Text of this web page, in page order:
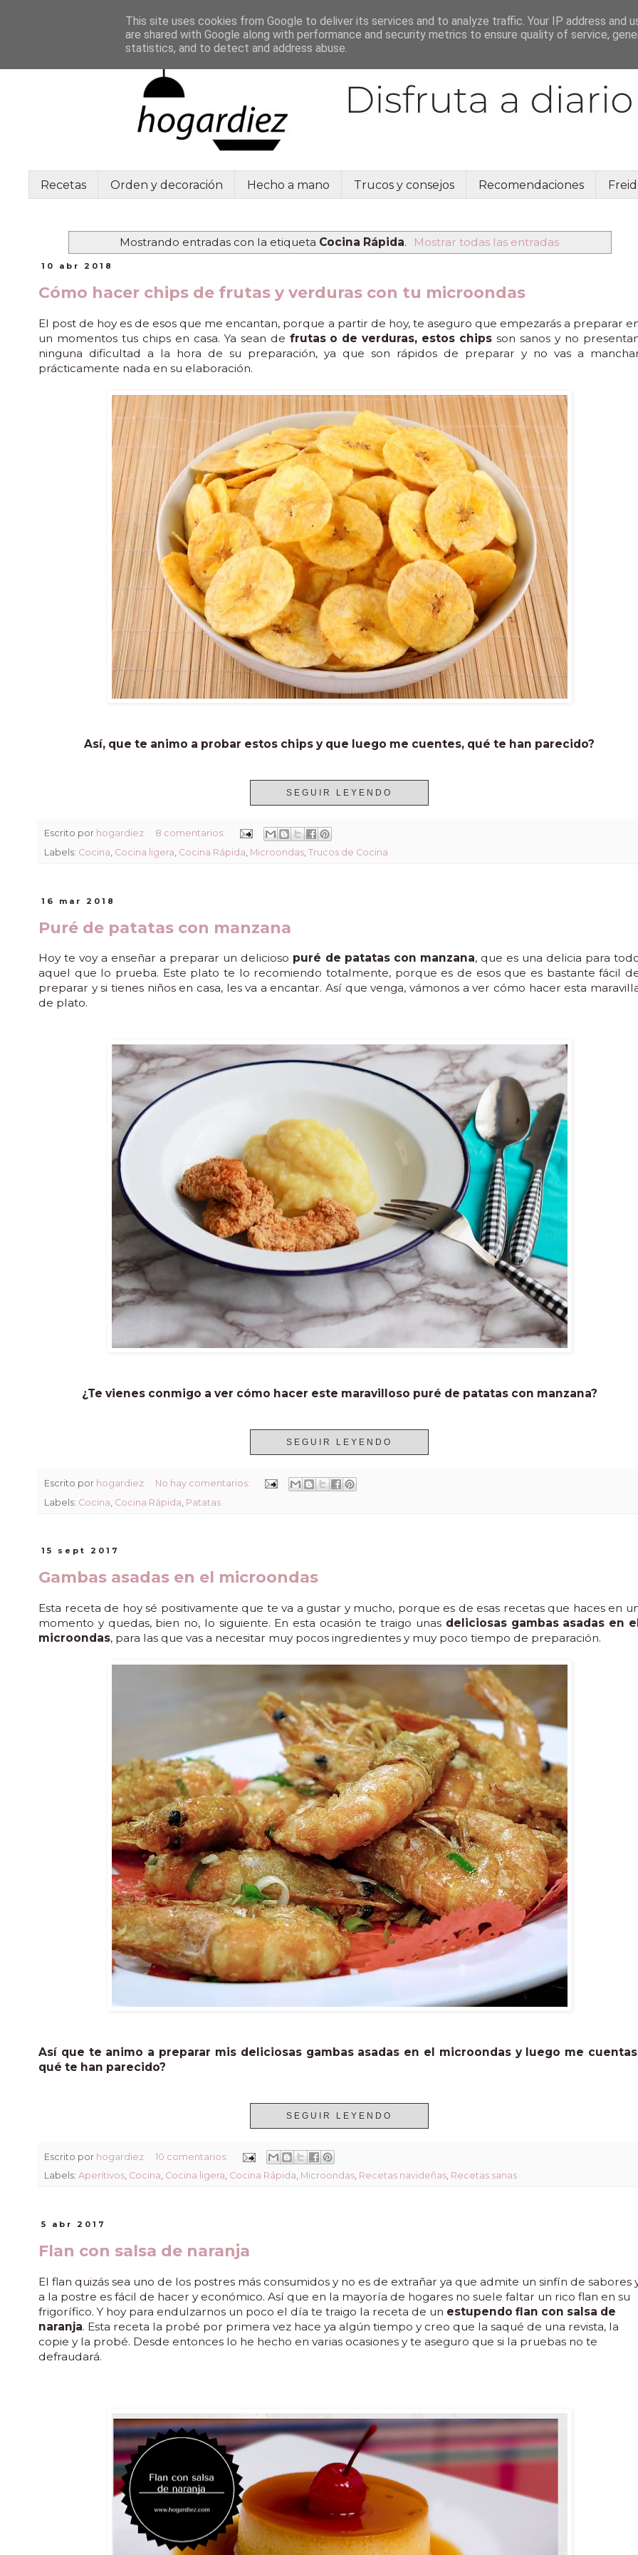
Recetas Orden y decoración Hecho a mano Trucos y consejos Recomendaciones
Mostrando entradas con la etiqueta Cocina Rápida. Mostrar todas las entradas
10 abr 2018
Cómo hacer chips de frutas y verduras con tu microondas
El post de hoy es de esos que me encantan, porque a partir de hoy, te aseguro que empezarás a preparar
un momentos tus chips en casa. Ya sean de frutas o de verduras, estos chips son sanos y no
ninguna dificultad a la hora de su preparación, ya que son rápidos de preparar y no vas a
prácticamente nada en su elaboración.
Así, que te animo a probar estos chips y que luego me cuentes, qué te han parecido?
SEGUIR LEYENDO
Escrito por hogardiez
8 comentarios:
Labels: Cocina, Cocina ligera, Cocina Rápida, Microondas, Trucos de Cocina
16 mar 2018
Puré de patatas con manzana
Hoy te voy a enseñar a preparar un delicioso puré de patatas con manzana, que es una delicia para
aquel que lo prueba. Este plato te lo recomiendo totalmente, porque es de esos que es bastante fácil
preparar y si tienes niños en casa, les va a encantar. Así que venga, vámonos a ver cómo hacer esta
de plato.
¿Te vienes conmigo a ver cómo hacer este maravilloso puré de patatas con manzana?
SEGUIR LEYENDO
Escrito por hogardiez
No hay comentarios:
Labels: Cocina Cocina Rápida Patatas
15 sept 2017
Gambas asadas en el microondas
Esta receta de hoy sé positivamente que te va a gustar y mucho, porque es de esas recetas que haces en
momento y quedas, bien no, lo siguiente. En esta ocasión te traigo unas deliciosas gambas asadas en
microondas, para las que vas a necesitar muy pocos ingredientes y muy poco tiempo de preparación.
Así que te animo a preparar mis deliciosas gambas asadas en el microondas y luego me
qué te han parecido?
SEGUIR LEYENDO
Escrito por hogardiez
10 comentarios:
Labels: Aperitivos, Cocina, Cocina ligera, Cocina Rápida, Microondas, Recetas navideñas, Recetas sanas
5 abr 2017
Flan con salsa de naranja
El flan quizás sea uno de los postres más consumidos y no es de extrañar ya que admite un sinfín de sabores
a la postre es fácil de hacer y económico. Así que en la mayoría de hogares no suele faltar un rico flan en su
frigorífico. Y hoy para endulzarnos un poco el día te traigo la receta de un estupendo flan con salsa de
naranja. Esta receta la probé por primera vez hace ya algún tiempo y creo que la saqué de una revista, la
copie y la probé. Desde entonces lo he hecho en varias ocasiones y te aseguro que si la pruebas no te
defraudará.
This site uses cookies from Google to deliver its services and to analyze traffic. Your IP address and
are shared with Google along with performance and security metrics to ensure quality of service,
statistics, and to detect and address abuse.